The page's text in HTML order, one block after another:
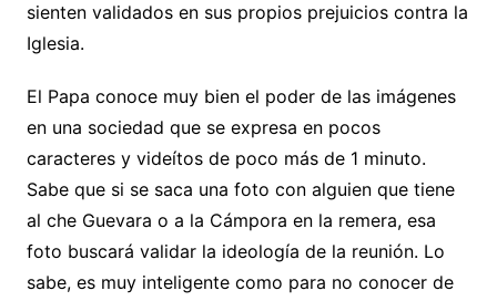
sienten validados en sus propios prejuicios contra la
Iglesia.
El Papa conoce muy bien el poder de las imágenes
en una sociedad que se expresa en pocos
caracteres y videítos de poco más de 1 minuto.
Sabe que si se saca una foto con alguien que tiene
al che Guevara o a la Cámpora en la remera, esa
foto buscará validar la ideología de la reunión. Lo
sabe, es muy inteligente como para no conocer de